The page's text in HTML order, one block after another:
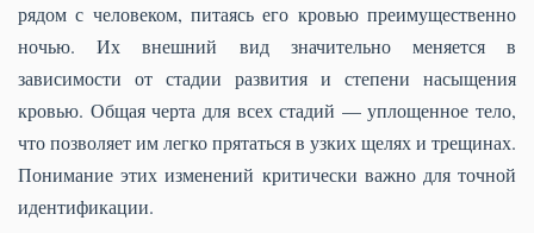
рядом с человеком, питаясь его кровью преимущественно
ночью. Их внешний вид значительно меняется в
зависимости от стадии развития и степени насыщения
кровью. Общая черта для всех стадий — уплощенное тело,
что позволяет им легко прятаться в узких щелях и трещинах.
Понимание этих изменений критически важно для точной
идентификации.